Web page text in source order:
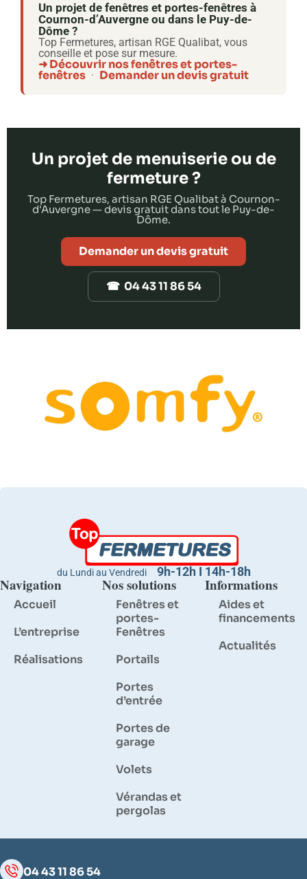
Un projet de fenêtres et portes-fenêtres à
Cournon-d’Auvergne ou dans le Puy-de-
Dôme ?
Top Fermetures, artisan RGE Qualibat, vous
conseille et pose sur mesure.
➜ Découvrir nos fenêtres et portes-
fenêtres · Demander un devis gratuit
Un projet de menuiserie ou de
fermeture ?
Top Fermetures, artisan RGE Qualibat à Cournon-
d'Auvergne — devis gratuit dans tout le Puy-de-
Dôme.
Demander un devis gratuit
☎ 04 43 11 86 54
du Lundi au Vendredi 9h-12h I 14h-18h
Navigation
Accueil
L’entreprise
Réalisations
Nos solutions
Fenêtres et
portes-
Fenêtres
Portails
Portes
d’entrée
Portes de
garage
Volets
Vérandas et
pergolas
Informations
Aides et
financements
Actualités
04 43 11 86 54